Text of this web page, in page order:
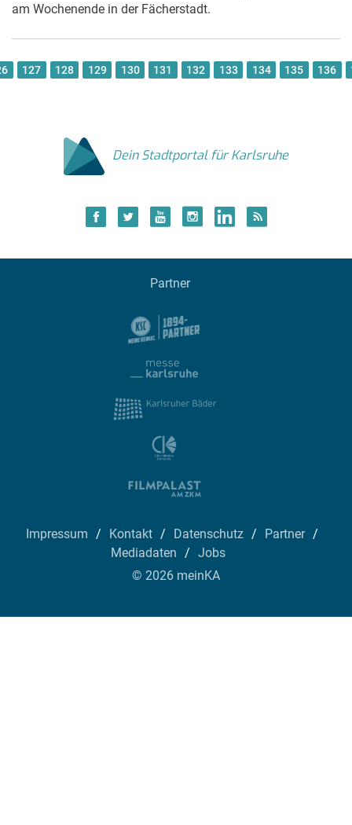
am Wochenende in der Fächerstadt.
127 128 129 130 131 132 133 134 135 136
Dein Stadtportal für Karlsruhe
Partner
Impressum Kontakt Datenschutz
Partner
Mediadaten
Jobs
© 2026 meinKA